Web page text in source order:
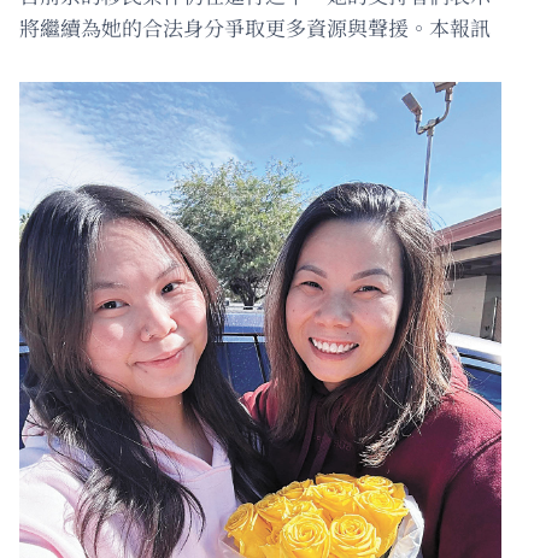
將繼續為她的合法身分爭取更多資源與聲援。本報訊